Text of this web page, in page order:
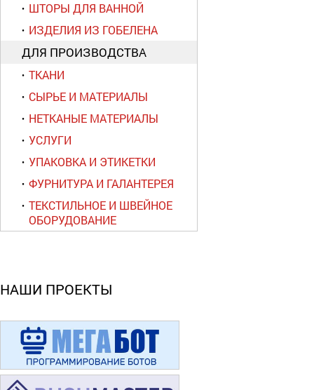
ШТОРЫ ДЛЯ ВАННОЙ
ИЗДЕЛИЯ ИЗ ГОБЕЛЕНА
ДЛЯ ПРОИЗВОДСТВА
ТКАНИ
СЫРЬЕ И МАТЕРИАЛЫ
НЕТКАНЫЕ МАТЕРИАЛЫ
УСЛУГИ
УПАКОВКА И ЭТИКЕТКИ
ФУРНИТУРА И ГАЛАНТЕРЕЯ
ТЕКСТИЛЬНОЕ И ШВЕЙНОЕ
ОБОРУДОВАНИЕ
НАШИ ПРОЕКТЫ